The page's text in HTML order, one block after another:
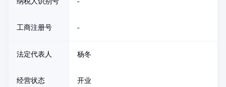
工商注册号 -
法定代表人 杨冬
经营状态 开业